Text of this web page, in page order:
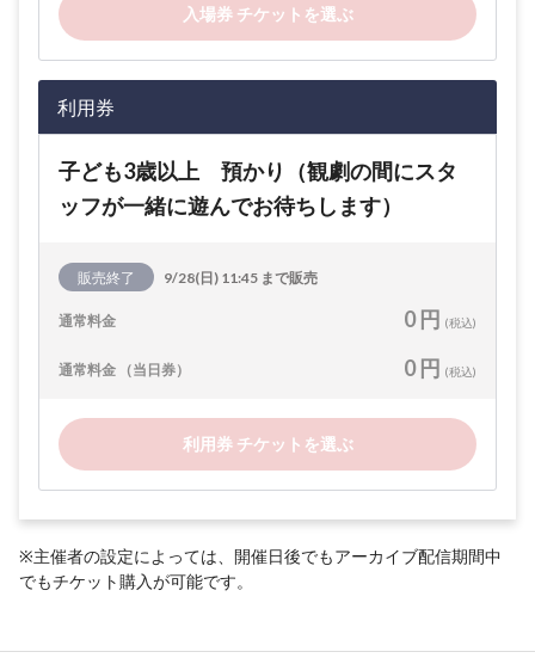
入場券 チケットを選ぶ
利用券
子ども3歳以上 預かり（観劇の間にスタ
ッフが一緒に遊んでお待ちします）
販売終了 9/28(日) 11:45 まで販売
通常料金 0 円 (税込)
通常料金 （当日券） 0 円 (税込)
利用券 チケットを選ぶ
※主催者の設定によっては、開催日後でもアーカイブ配信期間中
でもチケット購入が可能です。